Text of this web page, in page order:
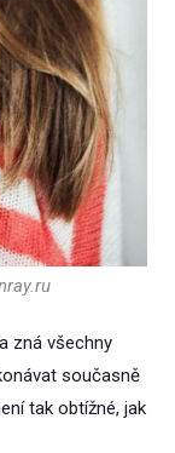
zná všechny
současně
tak obtížné, jak